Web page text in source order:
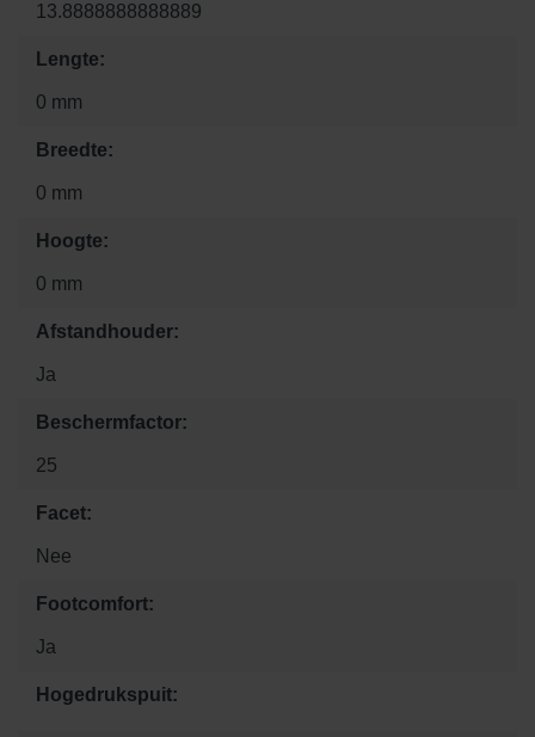
13.8888888888889
Lengte:
0 mm
Breedte:
0 mm
Hoogte:
0 mm
Afstandhouder:
Ja
Beschermfactor:
25
Facet:
Nee
Footcomfort:
Ja
Hogedrukspuit: